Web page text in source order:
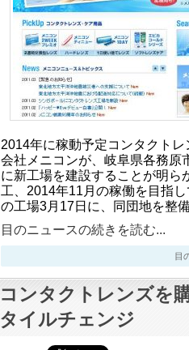
2014年に稼動予定コンタクト
会社メニコンが、岐阜県各務原
に新工場を建設することが明ら
工、2014年11月の稼働を目指
の工場3月17日に、同団地を整
目のニュースの続きを読む...
目
コンタクトレンズを
タイルチェンジ